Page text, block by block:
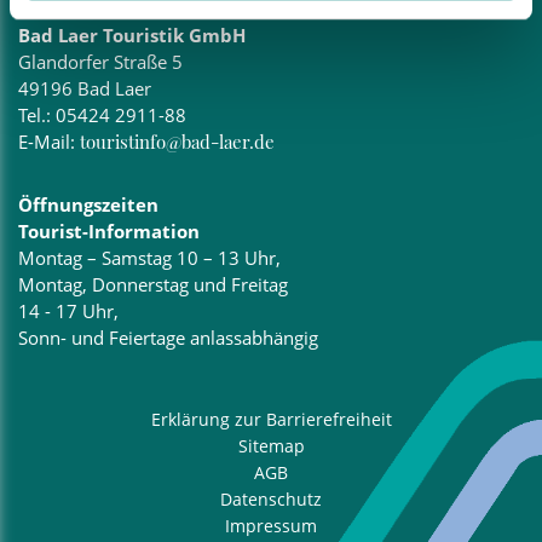
Bad Laer Touristik GmbH
Glandorfer Straße 5
49196 Bad Laer
Tel.: 05424 2911-88
E-Mail: touristinfo@bad-laer.de
Öffnungszeiten
Tourist-Information
Montag – Samstag 10 – 13 Uhr,
Montag, Donnerstag und Freitag
14 - 17 Uhr,
Sonn- und Feiertage anlassabhängig
Erklärung zur Barrierefreiheit
Sitemap
AGB
Datenschutz
Impressum